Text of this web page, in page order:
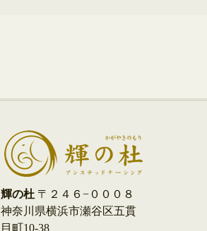
輝の杜 〒２４６−０００８
神奈川県横浜市瀬谷区五貫
目町10-38